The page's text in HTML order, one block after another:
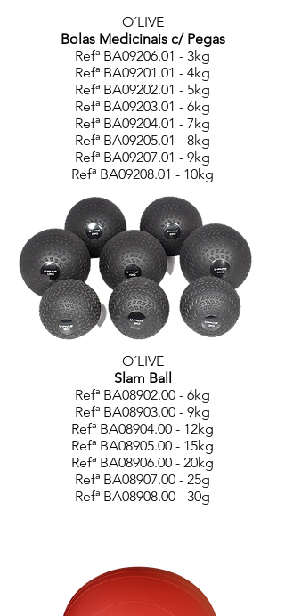
O´LIVE
Bolas Medicinais c/ Pegas
Refª BA09206.01 - 3kg
Refª BA09201.01 - 4kg
Refª BA09202.01 - 5kg
Refª BA09203.01 - 6kg
Refª BA09204.01 - 7kg
Refª BA09205.01 - 8kg
Refª BA09207.01 - 9kg
Refª BA09208.01 - 10kg
O´LIVE
Slam Ball
Refª BA08902.00 - 6kg
Refª BA08903.00 - 9kg
Refª BA08904.00 - 12kg
Refª BA08905.00 - 15kg
Refª BA08906.00 - 20kg
Refª BA08907.00 - 25g
Refª BA08908.00 - 30g